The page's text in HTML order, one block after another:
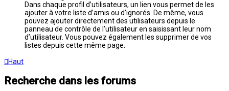
Dans chaque profil d’utilisateurs, un lien vous permet de les
ajouter à votre liste d’amis ou d’ignorés. De même, vous
pouvez ajouter directement des utilisateurs depuis le
panneau de contrôle de l’utilisateur en saisissant leur nom
d’utilisateur. Vous pouvez également les supprimer de vos
listes depuis cette même page.
Haut
Recherche dans les forums